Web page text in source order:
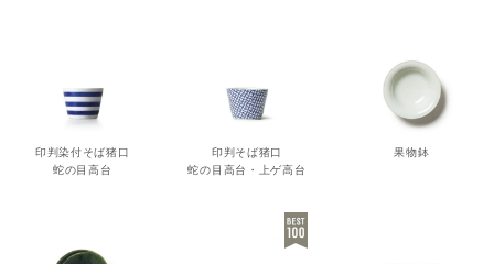
印判染付そば猪口
蛇の目高台
印判そば猪口
蛇の目高台・上ゲ高台
果物鉢